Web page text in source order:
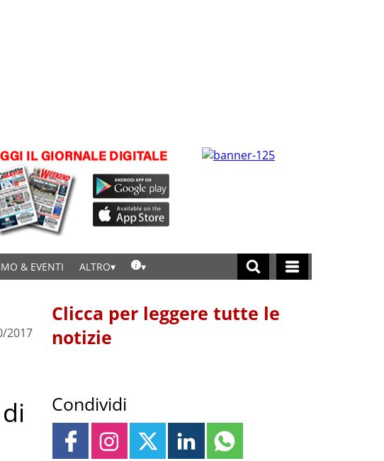
& EVENTI ALTRO
2017
Clicca per leggere tutte le
notizie
Condividi